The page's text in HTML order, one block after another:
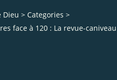
Dieu > Categories >
face à 120 : La revue-